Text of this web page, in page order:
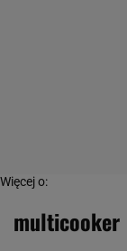
Więcej o:
multicooker